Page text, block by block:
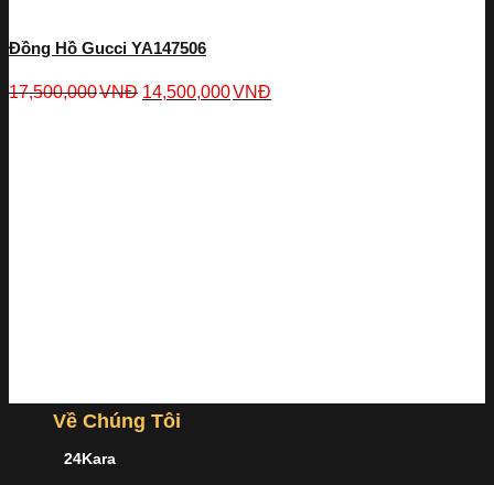
Đồng Hồ Gucci YA147506
17,500,000VNĐ 14,500,000VNĐ
Về Chúng Tôi
24Kara